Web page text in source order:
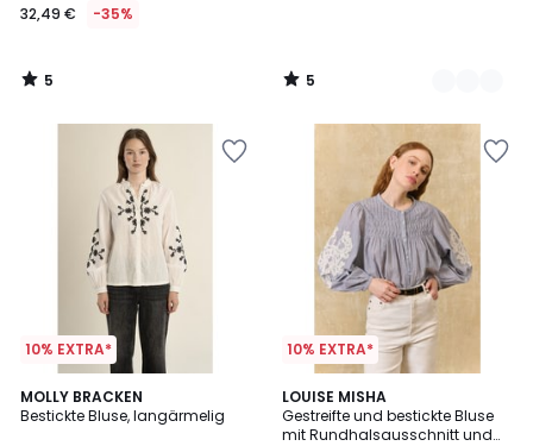
32,49 € -35%
5
/
5
/
10% EXTRA*
MOLLY BRACKEN
Bestickte Bluse, langärmelig
10% EXTRA*
LOUISE MISHA
Gestreifte und bestickte Bluse
mit Rundhalsausschnitt und